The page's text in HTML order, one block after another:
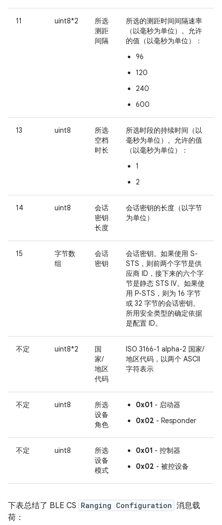
11 uint8*2
所选
测距
间隔
所选的测距时间间隔速率
（以毫秒为单位）。允许
的值（以毫秒为单位）：
96
120
240
600
13 uint8
所选
空档
时长
所选时段的持续时间（以
毫秒为单位）。允许的值
（以毫秒为单位）：
1
2
14 uint8
会话
密钥
长度
会话密钥的长度（以字节
为单位）
15
字节数
组
会话
密钥
会话密钥。如果使用 S-
STS，则前两个字节是供
应商 ID，接下来的六个字
节是静态 STS IV。如果使
用 P-STS，则为 16 字节
或 32 字节的会话密钥。
所用安全类型的确定依据
是配置 ID。
不定 uint8*2
国
家/
地区
代码
ISO 3166-1 alpha-2 国家/
地区代码，以两个 ASCII
字符表示
不定 uint8
所选
设备
角色
0x01 - 启动器
0x02 - Responder
不定 uint8
所选
设备
模式
0x01 - 控制器
0x02 - 被控设备
下表总结了 BLE CS Ranging Configuration 消息载
荷：